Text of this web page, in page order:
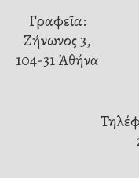
Γραφεῖα:
Ζήνωνος 3,
104-31 Ἀθήνα